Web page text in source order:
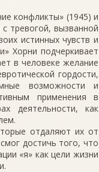
конфликты» (1945) и
тревогой, вызванной
истинных чувств и
Хорни подчеркивает
в человеке желание
гордости,
возможности и
применения в
деятельности, как
отдаляют их от
достичь того, что
«я» как цели жизни